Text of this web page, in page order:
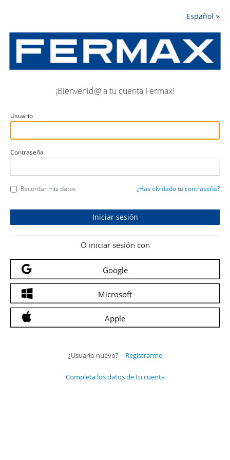
Español
¡Bienvenid@ a tu cuenta Fermax!
Usuario
Contraseña
Recordar mis datos ¿Has olvidado tu contraseña?
O iniciar sesión con
Google
Microsoft
Apple
¿Usuario nuevo? Registrarme
Completa los datos de tu cuenta